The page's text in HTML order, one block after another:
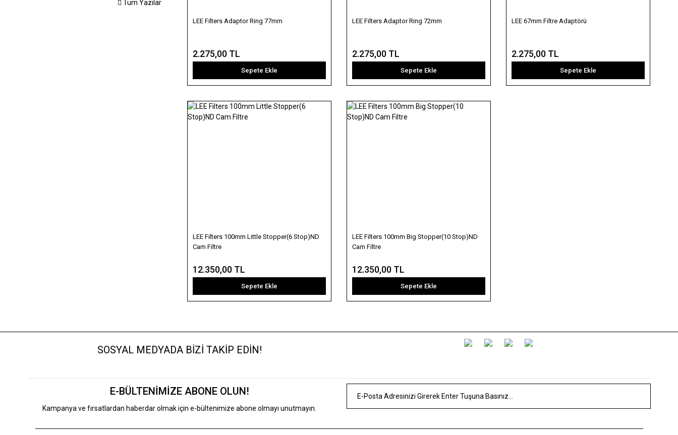
Tüm Yazılar
LEE Filters Adaptor Ring 77mm
2.275,00 TL
Sepete Ekle
LEE Filters Adaptor Ring 72mm
2.275,00 TL
Sepete Ekle
LEE 67mm Filtre Adaptörü
2.275,00 TL
Sepete Ekle
LEE Filters 100mm Little Stopper(6 Stop)ND
Cam Filtre
12.350,00 TL
Sepete Ekle
LEE Filters 100mm Big Stopper(10 Stop)ND
Cam Filtre
12.350,00 TL
Sepete Ekle
SOSYAL MEDYADA BİZİ TAKİP EDİN!
E-BÜLTENİMİZE ABONE OLUN!
Kampanya ve fırsatlardan haberdar olmak için e-bültenimize abone olmayı unutmayın.